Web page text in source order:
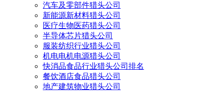
汽车及零部件猎头公司
新能源新材料猎头公司
医疗生物医药猎头公司
半导体芯片猎头公司
服装纺织行业猎头公司
机电电机电源猎头公司
快消品食品行业猎头公司排名
餐饮酒店食品猎头公司
地产建筑物业猎头公司